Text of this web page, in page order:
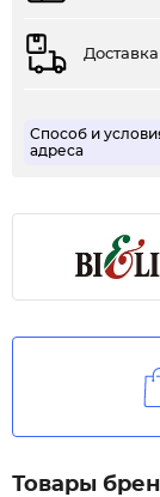
Способ и
адреса
Товары